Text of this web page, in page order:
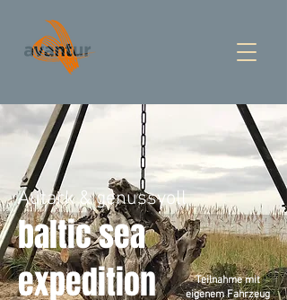
Autark & genussvoll
baltic sea
expedition
Teilnahme mit
eigenem Fahrzeug